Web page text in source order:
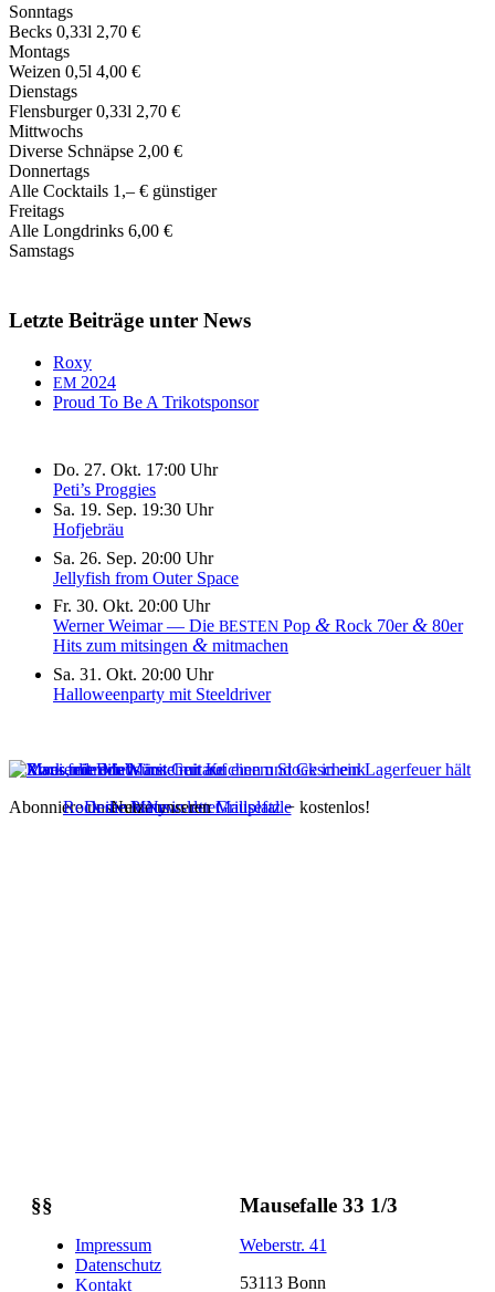
Sonntags
Becks 0,33l 2,70 €
Montags
Weizen 0,5l 4,00 €
Dienstags
Flensburger 0,33l 2,70 €
Mittwochs
Diverse Schnäpse 2,00 €
Donnertags
Alle Cocktails 1,‒ € günstiger
Freitags
Alle Longdrinks 6,00 €
Samstags
Letzte Beiträge unter News
Roxy
EM 2024
Proud To Be A Trikotsponsor
Do. 27. Okt. 17:00 Uhr
Peti’s Proggies
Sa. 19. Sep. 19:30 Uhr
Hofjebräu
Sa. 26. Sep. 20:00 Uhr
Jellyfish from Outer Space
Fr. 30. Okt. 20:00 Uhr
Werner Weimar — Die BESTEN Pop & Rock 70er& 80er
Hits zum mitsingen & mitmachen
Sa. 31. Okt. 20:00 Uhr
Halloweenparty mit Steeldriver
Abonniere unserenNewsletter
Deine Party in der Mausefalle
Nutze unserenGrillplatz− kostenlos!
Rock die Maus
§§
Impressum
Datenschutz
Kontakt
Mausefalle 33 1/3
Weberstr. 41
53113 Bonn